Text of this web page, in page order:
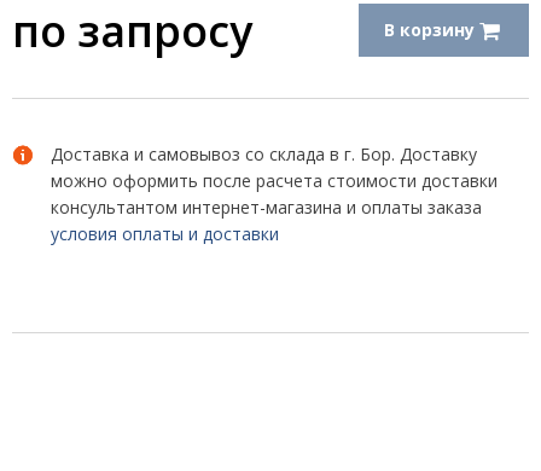
по запросу В корзину
Доставка и самовывоз со склада в г. Бор. Доставку
можно оформить после расчета стоимости доставки
консультантом интернет-магазина и оплаты заказа
условия оплаты и доставки